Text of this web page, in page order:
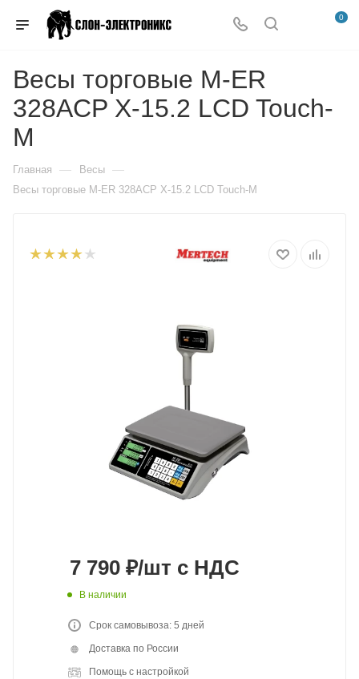
0
Весы торговые M-ER
328ACP X-15.2 LCD Touch-
M
Главная — Весы —
Весы торговые M-ER 328ACP X-15.2 LCD Touch-M
7 790 ₽/шт с НДС
В наличии
Срок самовывоза: 5 дней
Доставка по России
Помощь с настройкой